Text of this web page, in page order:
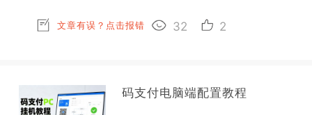
文章有误？点击报错 32 2
码支付电脑端配置教程